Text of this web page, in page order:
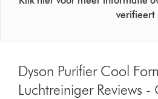
verifieert
Dyson Purifier Cool
Luchtreiniger Reviews